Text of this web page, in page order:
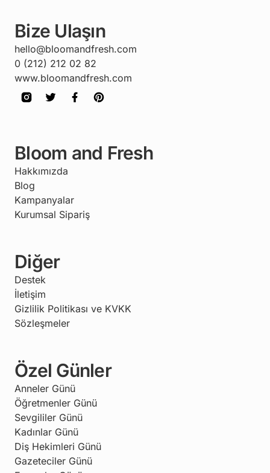
Bize Ulaşın
hello@bloomandfresh.com
0 (212) 212 02 82
www.bloomandfresh.com
Bloom and Fresh
Hakkımızda
Blog
Kampanyalar
Kurumsal Sipariş
Diğer
Destek
İletişim
Gizlilik Politikası ve KVKK
Sözleşmeler
Özel Günler
Anneler Günü
Öğretmenler Günü
Sevgililer Günü
Kadınlar Günü
Diş Hekimleri Günü
Gazeteciler Günü